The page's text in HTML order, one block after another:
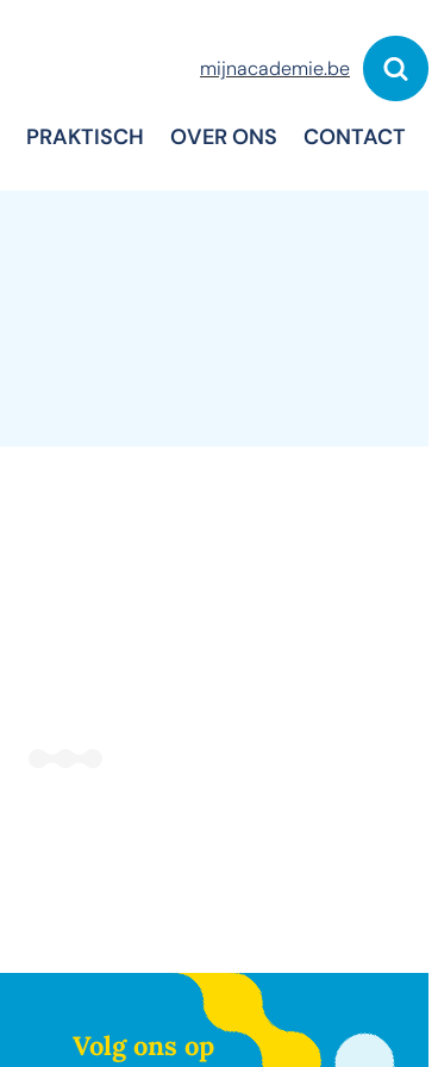
mijnacademie.be
PRAKTISCH OVER ONS CONTACT
Volg ons op